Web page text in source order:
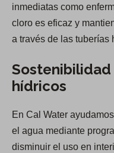
inmediatas como
cloro es eficaz y
a través de las tuberías
hídricos
En Cal Water
el agua mediante
disminuir el uso en